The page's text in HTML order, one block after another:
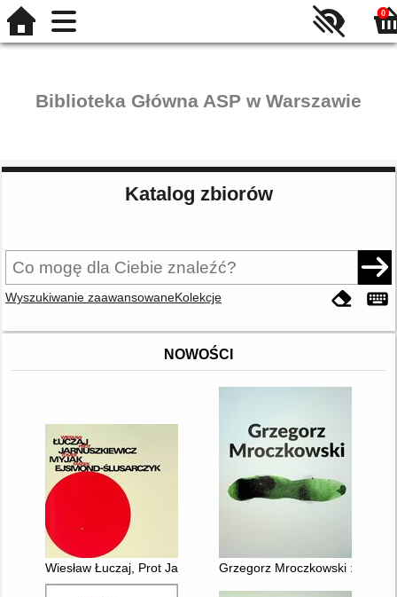
0
Biblioteka Główna ASP w Warszawie
Katalog zbiorów
Wyszukiwanie zaawansowaneKolekcje
NOWOŚCI
Wiesław Łuczaj, Prot Jarnuszkiewicz, Tomasz Myjak, Marek
Grzegorz Mroczkowski :